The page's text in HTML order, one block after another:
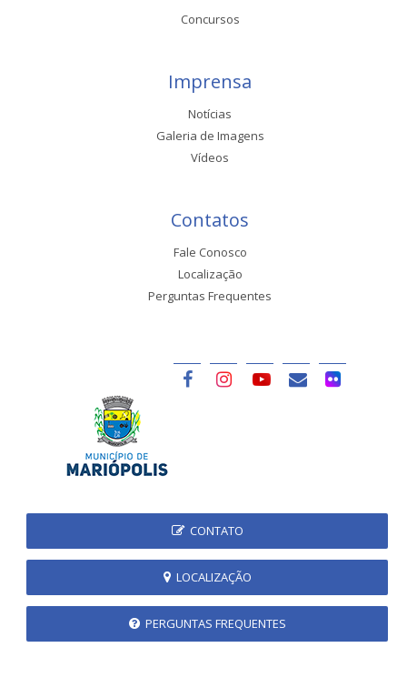
Concursos
Imprensa
Notícias
Galeria de Imagens
Vídeos
Contatos
Fale Conosco
Localização
Perguntas Frequentes
CONTATO
LOCALIZAÇÃO
PERGUNTAS FREQUENTES